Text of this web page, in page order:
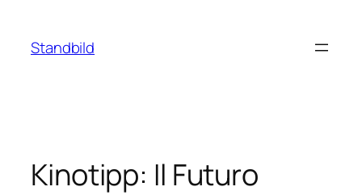
springen
Standbild
Kinotipp: Il Futuro